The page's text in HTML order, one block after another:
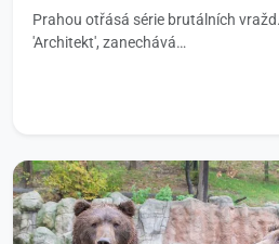
Prahou otřásá série brutálních
'Architekt', zanechává…